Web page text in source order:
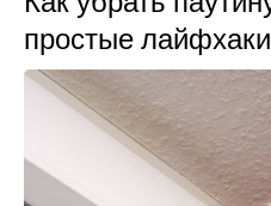
простые лайфхаки